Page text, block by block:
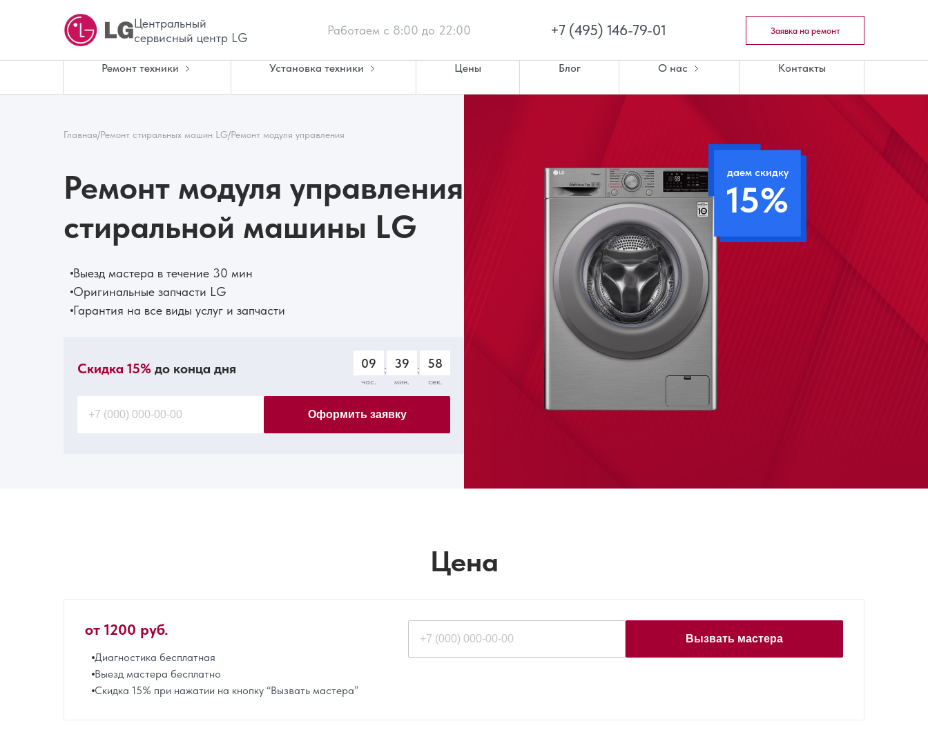
Центральный
сервисный центр LG
Работаем с 8:00 до 22:00 +7 (495) 146-79-01 Заявка на ремонт
Ремонт техники Установка техники Цены Блог О нас Контакты
Главная/Ремонт стиральных машин LG/Ремонт модуля управления
Ремонт модуля управления
стиральной машины LG
Выезд мастера в течение 30 мин
Оригинальные запчасти LG
Гарантия на все виды услуг и запчасти
Скидка 15% до конца дня 09
час.
: 39
мин.
: 57
сек.
Оформить заявку
даем скидку
15%
Цена
от 1200 руб.
Диагностика бесплатная
Выезд мастера бесплатно
Скидка 15% при нажатии на кнопку “Вызвать мастера”
Вызвать мастера